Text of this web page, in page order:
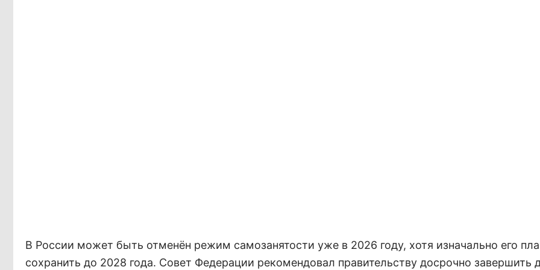
В России может быть отменён режим самозанятости уже в 2026 году, хотя изначально его
сохранить до 2028 года. Совет Федерации рекомендовал правительству досрочно завершить